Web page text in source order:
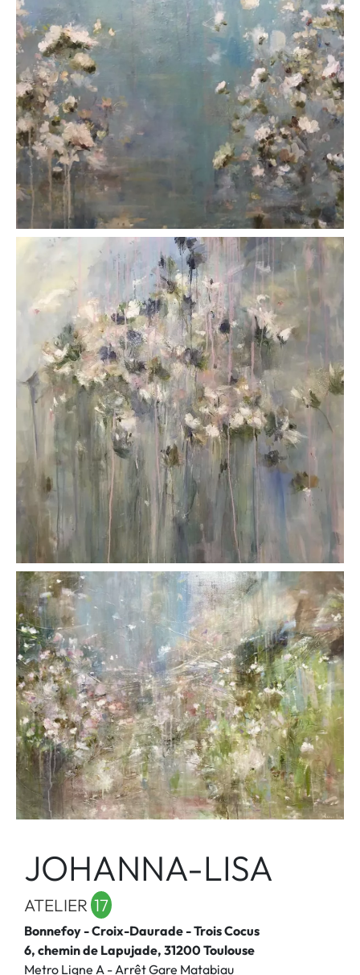
JOHANNA-LISA
ATELIER 17
Bonnefoy - Croix-Daurade - Trois Cocus
6, chemin de Lapujade, 31200 Toulouse
Metro Ligne A - Arrêt Gare Matabiau